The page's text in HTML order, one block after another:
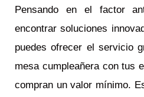
Pensando en el factor
encontrar soluciones
puedes ofrecer el servicio
mesa cumpleañera con tus
compran un valor mínimo.